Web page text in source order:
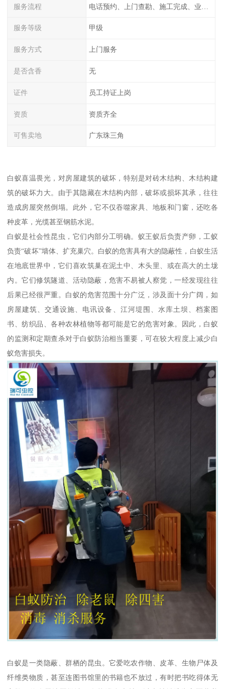
服务流程
服务等级 甲级
服务方式 上门服务
是否含香 无
证件 员工持证上岗
资质 资质齐全
可售卖地 广东珠三角
白蚁喜温畏光，对房屋建筑的破坏，特别是对砖木结构、木结构建
筑的破坏力大。由于其隐藏在木结构内部，破坏或损坏其承，往往
造成房屋突然倒塌。此外，它不仅吞噬家具、地板和门窗，还吃各
种皮革，光缆甚至钢筋水泥。
白蚁是社会性昆虫，它们内部分工明确。蚁王蚁后负责产卵，工蚁
负责“破坏”墙体、扩充巢穴。白蚁的危害具有大的隐蔽性，白蚁生活
在地底世界中，它们喜欢筑巢在泥土中、木头里、或在高大的土垅
内。它们修筑隧道、活动隐蔽，危害不易被人察觉，一经发现往往
后果已经很严重。白蚁的危害范围十分广泛，涉及面十分广阔，如
房屋建筑、交通设施、电讯设备、江河堤围、水库土坝、档案图
书、纺织品、各种农林植物等都可能是它的危害对象。因此，白蚁
的监测和定期查杀对于白蚁防治相当重要，可在较大程度上减少白
蚁危害损失。
白蚁是一类隐蔽、群栖的昆虫。它爱吃农作物、皮革、生物尸体及
纤维类物质，甚至连图书馆里的书籍也不放过，有时把书吃得体无